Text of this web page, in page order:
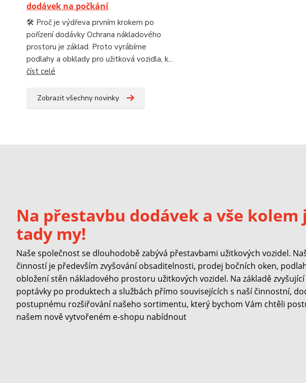
dodávek na počkání
🛠️ Proč je výdřeva prvním krokem po
pořízení dodávky Ochrana nákladového
prostoru je základ. Proto vyrábíme
podlahy a obklady pro užitková vozidla, k...
číst celé
Zobrazit všechny novinky
Na přestavbu dodávek a vše kolem
tady my!
Naše společnost se dlouhodobě zabývá přestavbami užitkových vozidel.
činností je především zvyšování obsaditelnosti, prodej bočních oken,
obložení stěn nákladového prostoru užitkových vozidel. Na základě zvyšující
poptávky po produktech a službách přímo souvisejících s naší činnostní,
postupnému rozšiřování našeho sortimentu, který bychom Vám chtěli
našem nově vytvořeném e-shopu nabídnout